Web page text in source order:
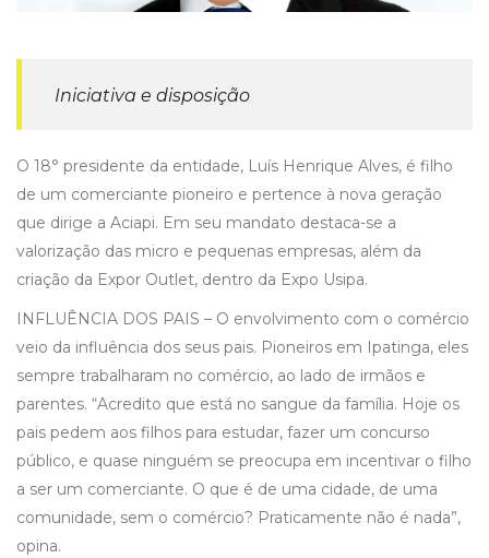
Iniciativa e disposição
O 18° presidente da entidade, Luís Henrique Alves, é filho
de um comerciante pioneiro e pertence à nova geração
que dirige a Aciapi. Em seu mandato destaca-se a
valorização das micro e pequenas empresas, além da
criação da Expor Outlet, dentro da Expo Usipa.
INFLUÊNCIA DOS PAIS – O envolvimento com o comércio
veio da influência dos seus pais. Pioneiros em Ipatinga, eles
sempre trabalharam no comércio, ao lado de irmãos e
parentes. “Acredito que está no sangue da família. Hoje os
pais pedem aos filhos para estudar, fazer um concurso
público, e quase ninguém se preocupa em incentivar o filho
a ser um comerciante. O que é de uma cidade, de uma
comunidade, sem o comércio? Praticamente não é nada”,
opina.